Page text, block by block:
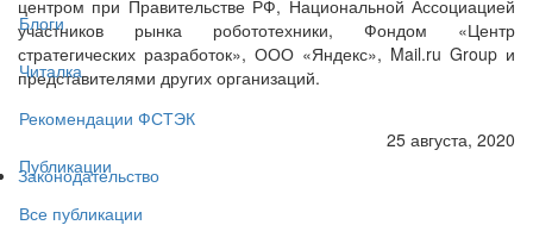
Блоги
Читалка
Рекомендации ФСТЭК
Публикации
Все публикации
центром при Правительстве РФ, Национальной Ассоциацией
участников рынка робототехники, Фондом «Центр
стратегических разработок», ООО «Яндекс», Mail.ru Group и
представителями других организаций.
25 августа, 2020
Законодательство